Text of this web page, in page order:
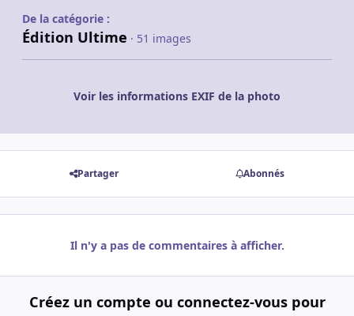
De la catégorie :
Édition Ultime · 51 images
Voir les informations EXIF de la photo
Partager Abonnés
Il n'y a pas de commentaires à afficher.
Créez un compte ou connectez-vous pour